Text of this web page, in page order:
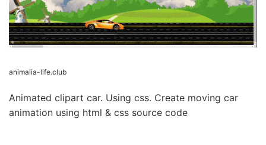
animalia-life.club
Animated clipart car. Using css. Create moving car
animation using html & css source code